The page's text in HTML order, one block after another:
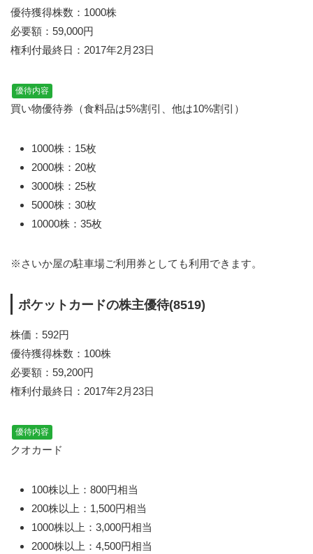
優待獲得株数：1000株
必要額：59,000円
権利付最終日：2017年2月23日
優待内容
買い物優待券（食料品は5%割引、他は10%割引）
1000株：15枚
2000株：20枚
3000株：25枚
5000株：30枚
10000株：35枚
※さいか屋の駐車場ご利用券としても利用できます。
ポケットカードの株主優待(8519)
株価：592円
優待獲得株数：100株
必要額：59,200円
権利付最終日：2017年2月23日
優待内容
クオカード
100株以上：800円相当
200株以上：1,500円相当
1000株以上：3,000円相当
2000株以上：4,500円相当